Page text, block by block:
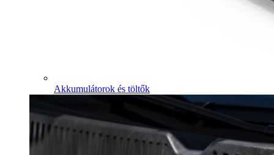
Akkumulátorok és töltők